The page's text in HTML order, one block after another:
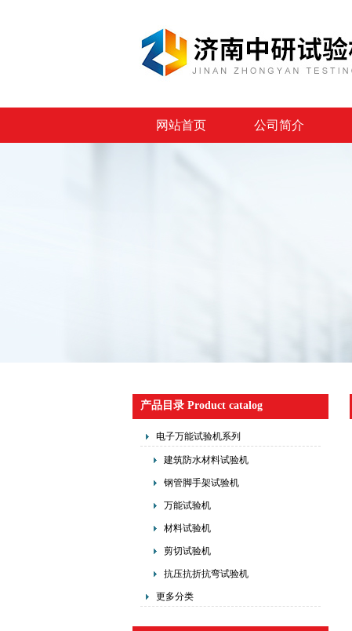
网站首页 公司简介
产品目录 Product catalog
电子万能试验机系列
建筑防水材料试验机
钢管脚手架试验机
万能试验机
材料试验机
剪切试验机
抗压抗折抗弯试验机
更多分类